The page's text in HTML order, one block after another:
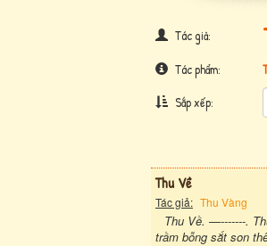
Tác giả:
Tác phẩm:
Sắp xếp:
Thu Về
Tác giả: Thu Vàng
Thu Về. —-------.
trầm bỗng sắt son